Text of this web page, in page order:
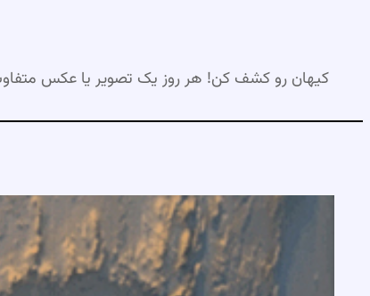
کیهان رو کشف کن! هر روز یک تصویر یا عکس